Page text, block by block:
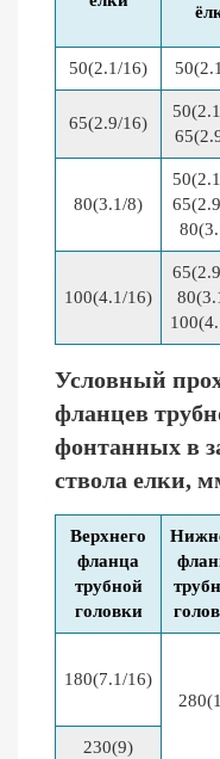
50(2.1/16)
65(2.9/16)
80(3.1/8)
100(4.1/16)
Условный
фланцев
фонтанных в
ствола елки,
Верхнего
фланца
трубной
головки
180(7.1/16)
230(9)